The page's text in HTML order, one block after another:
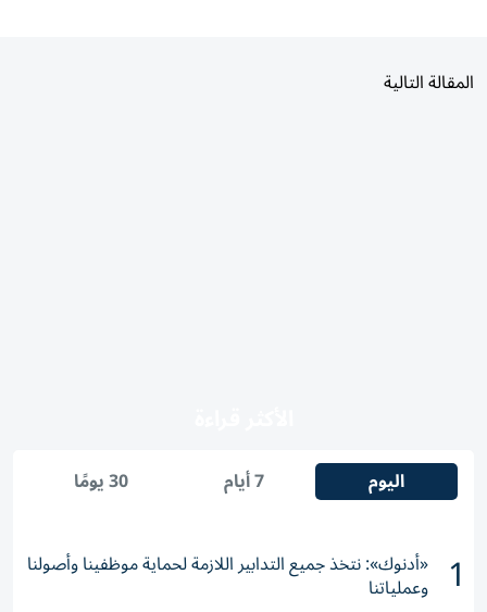
المقالة التالية
اليوم 7 أيام 30 يومًا
1 «أدنوك»: نتخذ جميع التدابير اللازمة لحماية موظفينا وأصولنا
وعملياتنا